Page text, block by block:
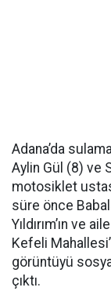
Adana’da
Aylin Gül (8) ve
motosiklet
süre önce
Yıldırım’ın ve
Kefeli
görüntüyü
çıktı.